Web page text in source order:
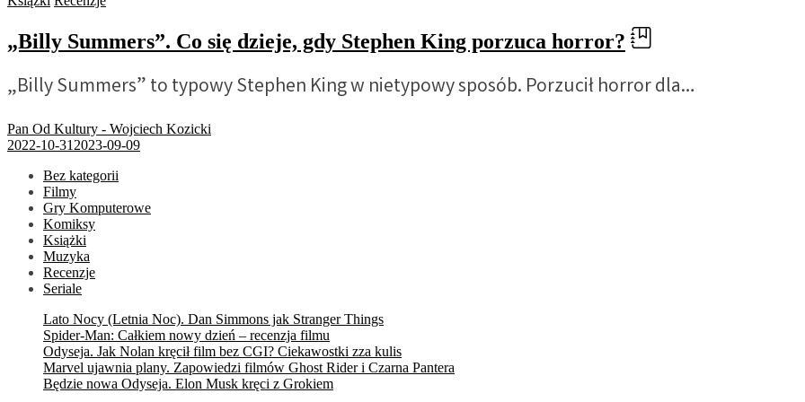
„Billy Summers”. Co się dzieje, gdy Stephen King porzuca horror?
„Billy Summers” to typowy Stephen King w nietypowy sposób. Porzucił horror dla…
Pan Od Kultury - Wojciech Kozicki
2022-10-31 2023-09-09
Bez kategorii
Filmy
Gry Komputerowe
Komiksy
Książki
Muzyka
Recenzje
Seriale
Lato Nocy (Letnia Noc). Dan Simmons jak Stranger Things
Spider-Man: Całkiem nowy dzień – recenzja filmu
Odyseja. Jak Nolan kręcił film bez CGI? Ciekawostki zza kulis
Marvel ujawnia plany. Zapowiedzi filmów Ghost Rider i Czarna Pantera
Będzie nowa Odyseja. Elon Musk kręci z Grokiem